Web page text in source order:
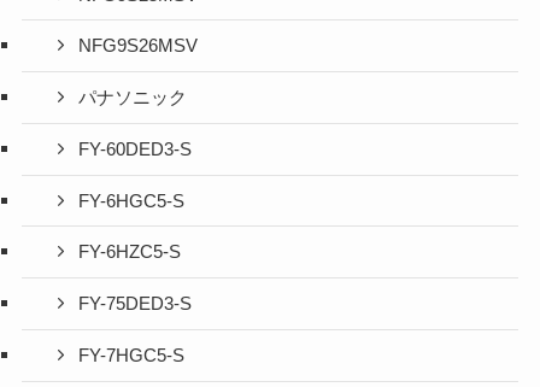
NFG9S26MSV
パナソニック
FY-60DED3-S
FY-6HGC5-S
FY-6HZC5-S
FY-75DED3-S
FY-7HGC5-S